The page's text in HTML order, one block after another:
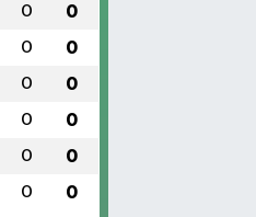
0 0
0 0
0 0
0 0
0 0
0 0